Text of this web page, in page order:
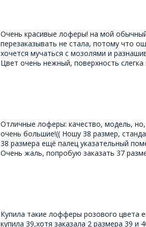
Очень красивые лоферы! на мой
перезаказывать не стала, потому что
хочется мучаться с мозолями и
Цвет очень нежный, поверхность слегка
Отличные лоферы: качество, модель,
очень большие!(( Ношу 38 размер,
38 размера ещё палец указательный
Очень жаль, попробую заказать 37
Купила такие лофферы розового
купила 39,хотя заказала 2 размера 39 и